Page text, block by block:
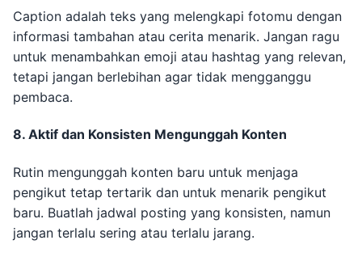
Caption adalah teks yang melengkapi fotomu dengan
informasi tambahan atau cerita menarik. Jangan ragu
untuk menambahkan emoji atau hashtag yang relevan,
tetapi jangan berlebihan agar tidak mengganggu
pembaca.
8. Aktif dan Konsisten Mengunggah Konten
Rutin mengunggah konten baru untuk menjaga
pengikut tetap tertarik dan untuk menarik pengikut
baru. Buatlah jadwal posting yang konsisten, namun
jangan terlalu sering atau terlalu jarang.